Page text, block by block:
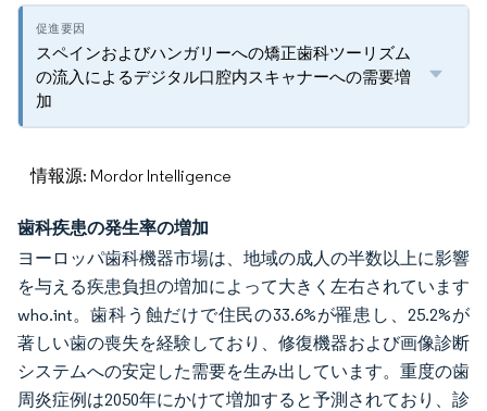
スペインおよびハンガリーへの矯正歯科ツーリズム
の流入によるデジタル口腔内スキャナーへの需要増
加
情報源: Mordor Intelligence
歯科疾患の発生率の増加
ヨーロッパ歯科機器市場は、地域の成人の半数以上に影響
を与える疾患負担の増加によって大きく左右されています
who.int。歯科う蝕だけで住民の33.6%が罹患し、25.2%が
著しい歯の喪失を経験しており、修復機器および画像診断
システムへの安定した需要を生み出しています。重度の歯
周炎症例は2050年にかけて増加すると予測されており、診